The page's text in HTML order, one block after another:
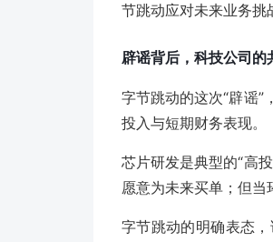
节跳动应对未来业务挑
辟谣背后，科技公司的
字节跳动的这次“辟谣
投入与短期财务表现。
芯片研发是典型的“高
愿意为未来买单；但当
字节跳动的明确表态